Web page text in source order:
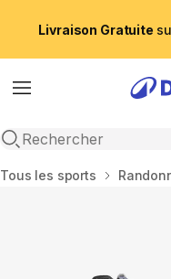
Livraison Gratuite
Menu
Recherche ouverte
Accueil
Tous les sports